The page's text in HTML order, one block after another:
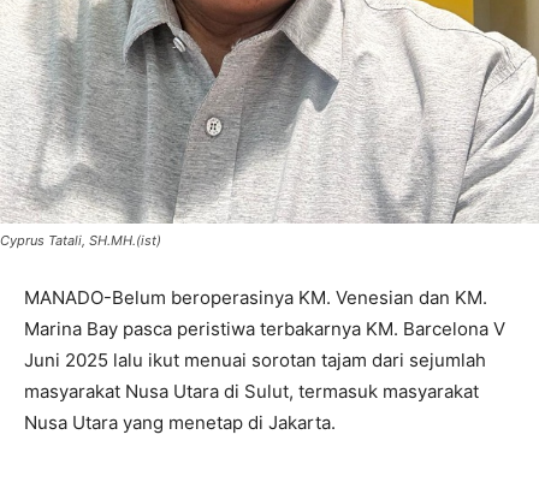
Cyprus Tatali, SH.MH.(ist)
MANADO-Belum beroperasinya KM. Venesian dan KM.
Marina Bay pasca peristiwa terbakarnya KM. Barcelona V
Juni 2025 lalu ikut menuai sorotan tajam dari sejumlah
masyarakat Nusa Utara di Sulut, termasuk masyarakat
Nusa Utara yang menetap di Jakarta.